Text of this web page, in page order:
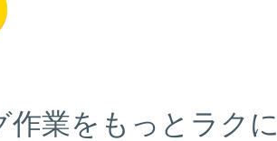
作業をもっとラクに